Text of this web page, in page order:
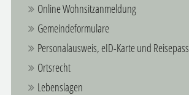
Online Wohnsitzanmeldung
Gemeindeformulare
Personalausweis, eID-Karte und Reisepass
Ortsrecht
Lebenslagen